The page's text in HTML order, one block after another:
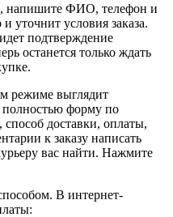
напишите ФИО, телефон и
уточнит условия заказа.
подтверждение
останется только ждать
режиме выглядит
полностью форму по
способ доставки, оплаты,
к заказу написать
вас найти. Нажмите
В интернет-